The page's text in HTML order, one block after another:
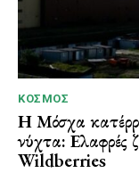
ΚΌΣΜΟΣ
Η Μόσχα
νύχτα: Ελαφρές
Wildberries